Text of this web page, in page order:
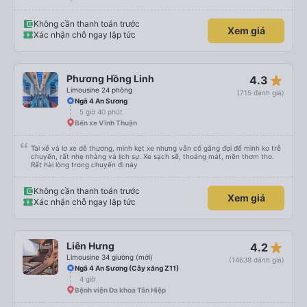
Không cần thanh toán trước
Xác nhận chỗ ngay lập tức
Xem giá
Phương Hồng Linh
Limousine 24 phòng
4.3 star_rate
(715 đánh giá)
Ngã 4 An Sương
5 giờ 40 phút
Bến xe Vĩnh Thuận
Tài xế và lơ xe dễ thương, mình kẹt xe nhưng vẫn cố gắng đợi để mình ko trễ
chuyến, rất nhẹ nhàng và lịch sự. Xe sạch sẽ, thoáng mát, mền thơm tho.
Rất hài lòng trong chuyến đi này
Không cần thanh toán trước
Xác nhận chỗ ngay lập tức
Xem giá
Liên Hưng
Limousine 34 giường (mới)
4.2 star_rate
(14638 đánh giá)
Ngã 4 An Sương (Cây xăng Z11)
4 giờ
Bệnh viện Đa khoa Tân Hiệp